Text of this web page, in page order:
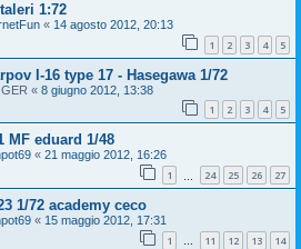
1:72
« 14 agosto 2012, 20:13
1 2 3 4 5
I-16 type 17 - Hasegawa 1/72
« 8 giugno 2012, 13:38
1 2 3 4 5
MF eduard 1/48
« 21 maggio 2012, 16:26
1 24 25 26 27
1/72 academy ceco
« 15 maggio 2012, 17:31
1 … 11 12 13 14